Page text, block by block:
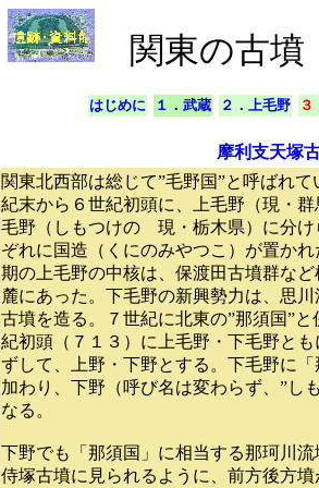
関東の古墳
はじめに １．武蔵 ２．上毛野 ３
摩利支天塚
関東北西部は総じて”毛野国”と呼ばれて
紀末から６世紀初頭に、上毛野（現・
毛野（しもつけの 現・栃木県）に分け
ぞれに国造（くにのみやつこ）が置か
期の上毛野の中核は、保渡田古墳群な
麓にあった。下毛野の新興勢力は、思
古墳を造る。７世紀に北東の”那須国”と
紀初頭（７１３）に上毛野・下毛野とも
ずして、上野・下野とする。下毛野に
加わり、下野（呼び名は変わらず、”し
なる。
下野でも「那須国」に相当する那珂川
侍塚古墳に見られるように、前方後方